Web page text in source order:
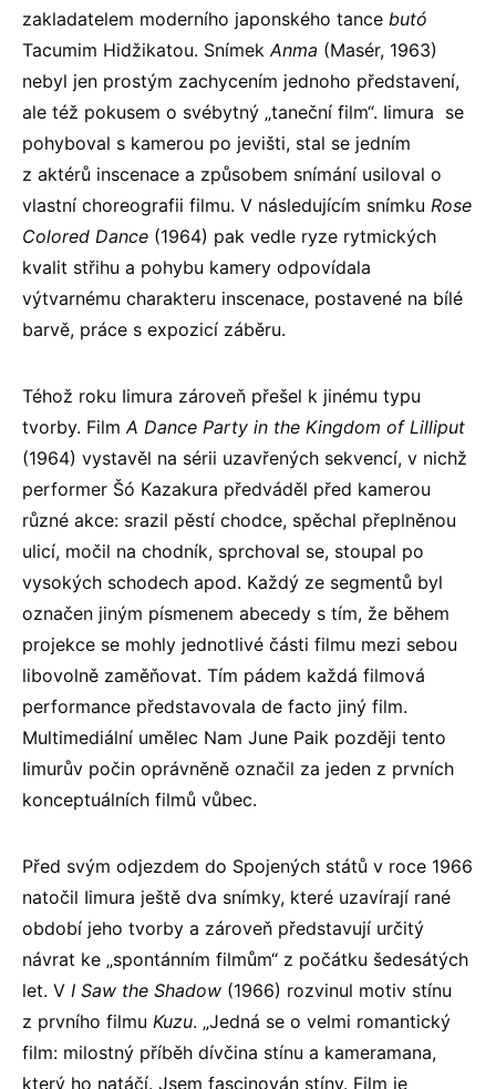
zakladatelem moderního japonského tance butó
Tacumim Hidžikatou. Snímek Anma (Masér, 1963)
nebyl jen prostým zachycením jednoho představení,
ale též pokusem o svébytný „taneční film“. Iimura se
pohyboval s kamerou po jevišti, stal se jedním
z aktérů inscenace a způsobem snímání usiloval o
vlastní choreografii filmu. V následujícím snímku Rose
Colored Dance (1964) pak vedle ryze rytmických
kvalit střihu a pohybu kamery odpovídala
výtvarnému charakteru inscenace, postavené na bílé
barvě, práce s expozicí záběru.
Téhož roku Iimura zároveň přešel k jinému typu
tvorby. Film A Dance Party in the Kingdom of Lilliput
(1964) vystavěl na sérii uzavřených sekvencí, v nichž
performer Šó Kazakura předváděl před kamerou
různé akce: srazil pěstí chodce, spěchal přeplněnou
ulicí, močil na chodník, sprchoval se, stoupal po
vysokých schodech apod. Každý ze segmentů byl
označen jiným písmenem abecedy s tím, že během
projekce se mohly jednotlivé části filmu mezi sebou
libovolně zaměňovat. Tím pádem každá filmová
performance představovala de facto jiný film.
Multimediální umělec Nam June Paik později tento
Iimurův počin oprávněně označil za jeden z prvních
konceptuálních filmů vůbec.
Před svým odjezdem do Spojených států v roce 1966
natočil Iimura ještě dva snímky, které uzavírají rané
období jeho tvorby a zároveň představují určitý
návrat ke „spontánním filmům“ z počátku šedesátých
let. V I Saw the Shadow (1966) rozvinul motiv stínu
z prvního filmu Kuzu. „Jedná se o velmi romantický
film: milostný příběh dívčina stínu a kameramana,
který ho natáčí. Jsem fascinován stíny. Film je